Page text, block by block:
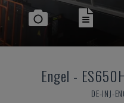
Engel -
DE-INJ-